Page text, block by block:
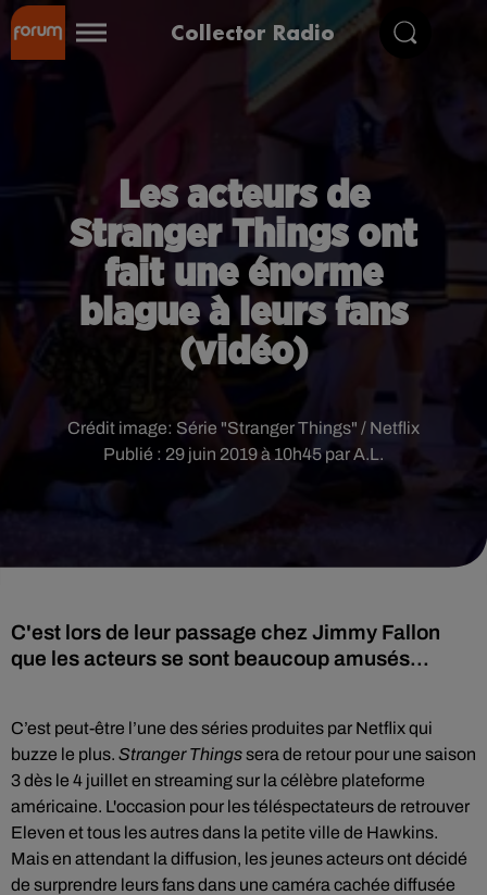
Collector Radio
Les acteurs de
Stranger Things ont
fait une énorme
blague à leurs fans
(vidéo)
Publié : 29 juin 2019 à 10h45 par A.L.
Crédit image: Série "Stranger Things" / Netflix
C'est lors de leur passage chez Jimmy Fallon
que les acteurs se sont beaucoup amusés...
C’est peut-être l’une des séries produites par Netflix qui
buzze le plus. Stranger Thingssera de retour pour une saison
3 dès le 4 juillet en streaming sur la célèbre plateforme
américaine. L'occasion pour les téléspectateurs de retrouver
Eleven et tous les autres dans la petite ville de Hawkins.
Mais en attendant la diffusion, les jeunes acteurs ont décidé
de surprendre leurs fans dans une caméra cachée diffusée